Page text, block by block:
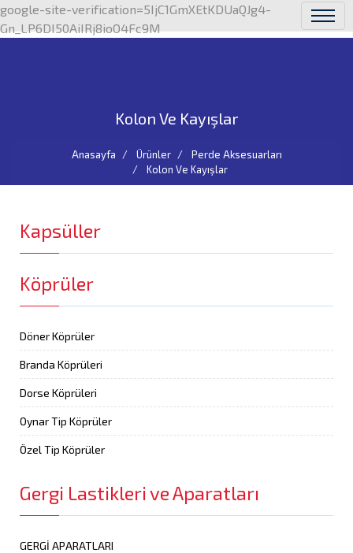
google-site-verification=5IjC1GmXEtKDUaQJg4-
Gn_LP6DI50AiIRj8ioO4Fc9M
Kolon Ve Kayışlar
Anasayfa Ürünler
Perde Aksesuarları
Kolon Ve Kayışlar
Kapsüller
Köprüler
Döner Köprüler
Branda Köprüleri
Dorse Köprüleri
Oynar Tip Köprüler
Özel Tip Köprüler
Gergi Lastikleri ve Aparatları
GERGİ APARATLARI